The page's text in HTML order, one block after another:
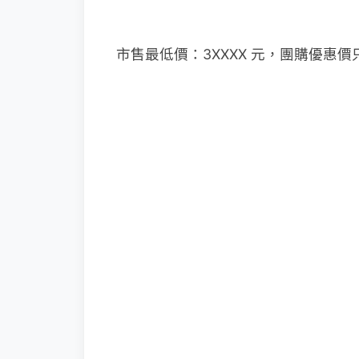
市售最低價：3XXXX 元，團購優惠價